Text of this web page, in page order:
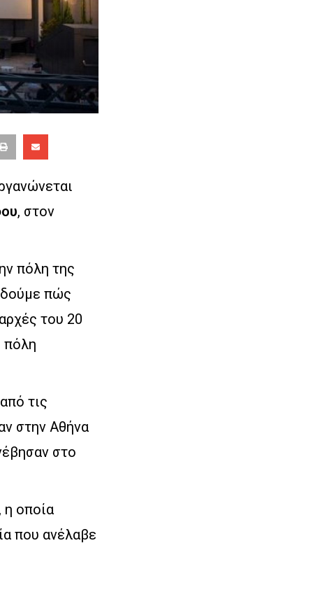
, στον
πόλη της
δούμε πώς
του 20
πόλη
τις
στην Αθήνα
στο
η οποία
που ανέλαβε